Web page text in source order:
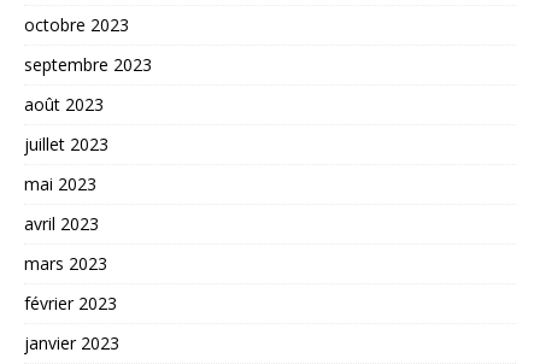
octobre 2023
septembre 2023
août 2023
juillet 2023
mai 2023
avril 2023
mars 2023
février 2023
janvier 2023